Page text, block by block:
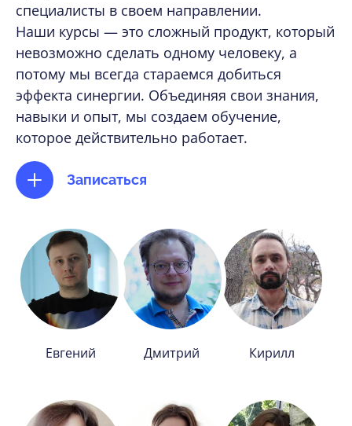
специалисты в своем направлении.
Наши курсы — это сложный продукт, который
невозможно сделать одному человеку, а
потому мы всегда стараемся добиться
эффекта синергии. Объединяя свои знания,
навыки и опыт, мы создаем обучение,
которое действительно работает.
Записаться
Евгений Дмитрий Кирилл